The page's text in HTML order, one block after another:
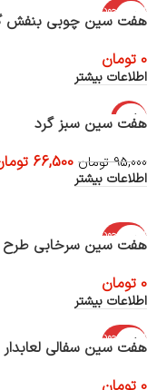
اتمام موجود
ی
هفت سین چوبی بنفش
0 تومان
اطلاعات بیشتر
-30%
ی
هفت سین سبز گرد
95,000 تومان 66,500
اطلاعات بیشتر
اتمام موجود
ی
هفت سین سرخابی طرح
0 تومان
اطلاعات بیشتر
اتمام موجود
ی
هفت سین سفالی لعابدار